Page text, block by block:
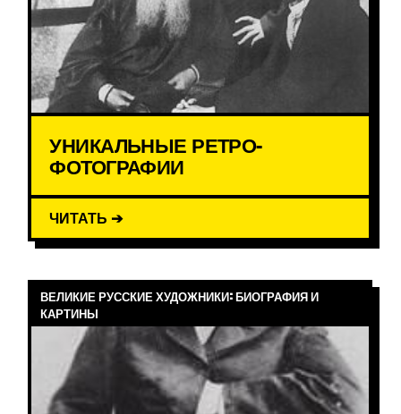
УНИКАЛЬНЫЕ РЕТРО-
ФОТОГРАФИИ
ЧИТАТЬ ➔
ВЕЛИКИЕ РУССКИЕ ХУДОЖНИКИ: БИОГРАФИЯ И
КАРТИНЫ